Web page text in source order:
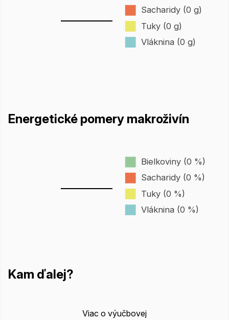
Sacharidy (0 g)
Tuky (0 g)
Vláknina (0 g)
Energetické pomery makroživín
Bielkoviny (0 %)
Sacharidy (0 %)
Tuky (0 %)
Vláknina (0 %)
Kam ďalej?
Viac o výučbovej